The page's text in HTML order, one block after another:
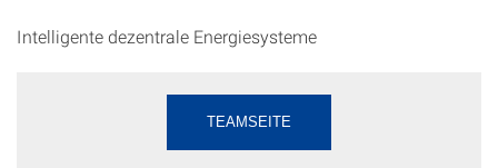
Intelligente dezentrale Energiesysteme
TEAMSEITE